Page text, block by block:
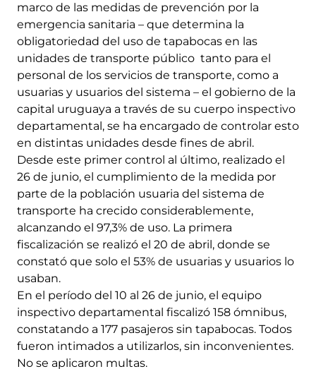
marco de las medidas de prevención por la
emergencia sanitaria – que determina la
obligatoriedad del uso de tapabocas en las
unidades de transporte público tanto para el
personal de los servicios de transporte, como a
usuarias y usuarios del sistema – el gobierno de la
capital uruguaya a través de su cuerpo inspectivo
departamental, se ha encargado de controlar esto
en distintas unidades desde fines de abril.
Desde este primer control al último, realizado el
26 de junio, el cumplimiento de la medida por
parte de la población usuaria del sistema de
transporte ha crecido considerablemente,
alcanzando el 97,3% de uso. La primera
fiscalización se realizó el 20 de abril, donde se
constató que solo el 53% de usuarias y usuarios lo
usaban.
En el período del 10 al 26 de junio, el equipo
inspectivo departamental fiscalizó 158 ómnibus,
constatando a 177 pasajeros sin tapabocas. Todos
fueron intimados a utilizarlos, sin inconvenientes.
No se aplicaron multas.